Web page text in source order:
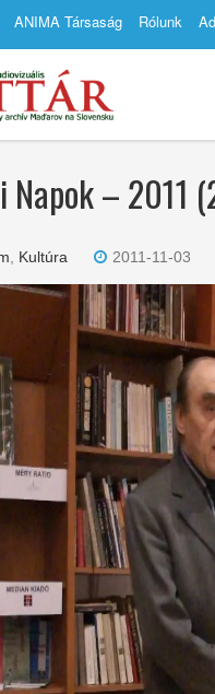
ANIMA Társaság Rólunk
– 2011
Kultúra 2011-11-03